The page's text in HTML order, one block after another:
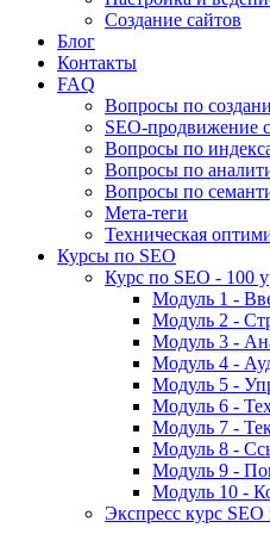
Создание сайтов
Блог
Контакты
FAQ
Вопросы по
SEO-продвижение
Вопросы по
Вопросы по
Вопросы по
Мета-теги
Техническая
Курсы по SEO
Курс по SEO - 100
Модуль 1 -
Модуль 2 -
Модуль 3 -
Модуль 4 -
Модуль 5 -
Модуль 6 -
Модуль 7 -
Модуль 8 -
Модуль 9 -
Модуль 10 -
Экспресс курс SEO